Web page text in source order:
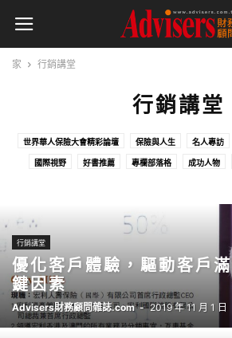
家 行銷講堂
行銷講堂
世界華人保險大會精彩論壇 保險與人生 名人專訪
國際視野 好書推薦 專欄部落格 成功人物
行銷講堂
優化客戶體驗，驅動客戶
鍵因素
Advisers財務顧問雜誌.com - 2019 年 11 月 1 日